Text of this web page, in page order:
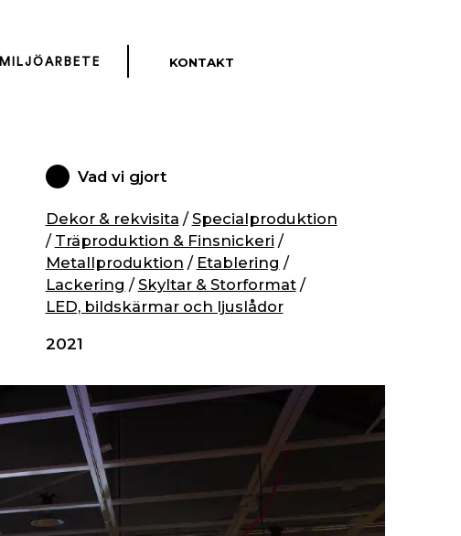
MILJÖARBETE KONTAKT
Vad vi gjort
Dekor & rekvisita / Specialproduktion
/ Träproduktion & Finsnickeri /
Metallproduktion / Etablering /
Lackering / Skyltar & Storformat/
LED, bildskärmar och ljuslådor
2021